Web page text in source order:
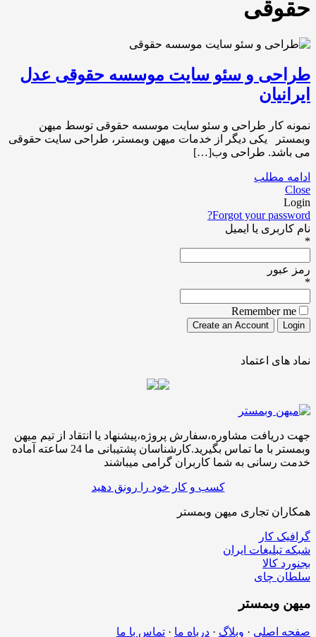
حقوقی
طراحی و سئو سایت موسسه حقوقی عدل
ایرانیان
نمونه کار طراحی و سئو سایت موسسه حقوقی توسط میهن
وبمستر یکی دیگر از خدمات میهن وبمستر، طراحی سایت حقوقی
می باشد. طراحی وب[…]
ادامه مطلب
Close
Login
Forgot your password?
نام کاربری یا ایمیل
*
رمز عبور
*
Remember me
نماد های اعتماد
جهت دریافت مشاوره،سفارش پروژه،پیشنهاد یا انتقاد از تیم میهن
وبمستر با ما تماس بگیرید.کارشناسان پشتیبانی ما 24 ساعته آماده
خدمت رسانی به شما کاربران گرامی میباشند
کسب و کار خود را رونق دهید
همکاران تجاری میهن وبمستر
گرافیک کار
شبکه تبلیغات ایران
بجنورد کالا
سلطان چای
میهن وبمستر
صفحه اصلی · وبلاگ · درباه ما · تماس با ما